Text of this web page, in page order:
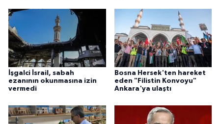
İşgalci İsrail, sabah
ezanının okunmasına izin
vermedi
Bosna Hersek'ten hareket
eden "Filistin Konvoyu"
Ankara'ya ulaştı